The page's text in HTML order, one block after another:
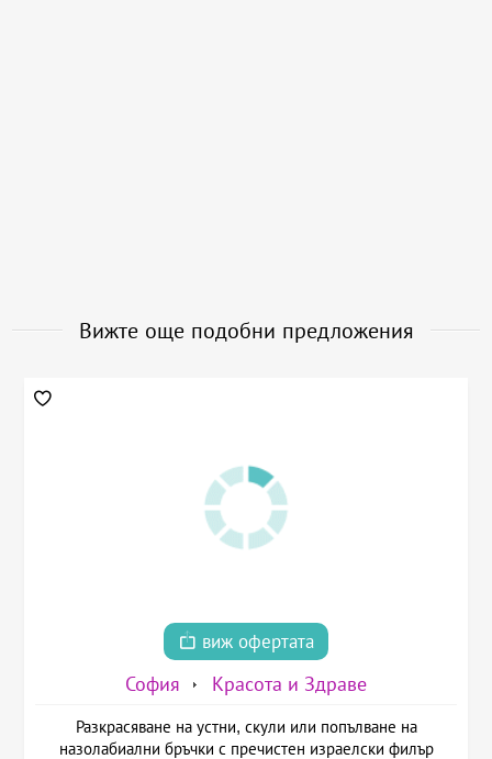
Вижте още подобни предложения
виж офертата
София Красота и Здраве
Разкрасяване на устни, скули или попълване на
назолабиални бръчки с пречистен израелски филър